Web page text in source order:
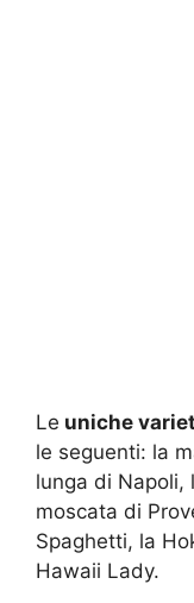
Le uniche
le seguenti: la
lunga di Napoli,
moscata di
Spaghetti, la
Hawaii Lady.